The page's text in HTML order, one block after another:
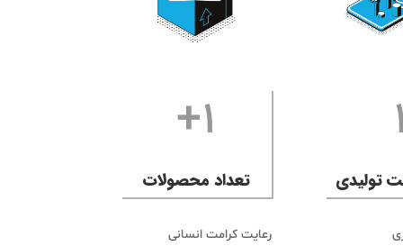
1+
تعداد محصولات
رعایت کرامت انسانی
تولیدی